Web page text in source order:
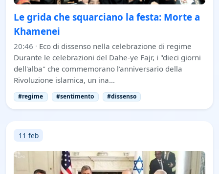
Le grida che squarciano la festa: Morte a
Khamenei
20:46 · Eco di dissenso nella celebrazione di regime
Durante le celebrazioni del Dahe-ye Fajr, i "dieci giorni
dell'alba" che commemorano l'anniversario della
Rivoluzione islamica, un ina…
#regime #sentimento #dissenso
11 feb